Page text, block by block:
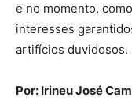
e no momento,
interesses
artifícios duvidosos.
Por: Irineu José